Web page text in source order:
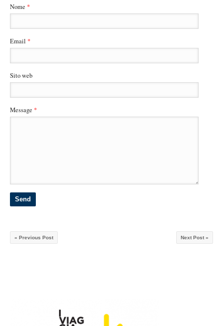
Nome *
Email *
Sito web
Message *
Next Post »
« Previous Post